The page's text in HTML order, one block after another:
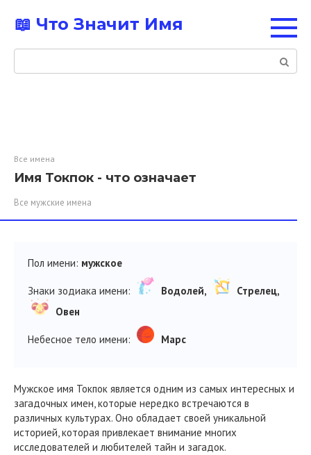
контенту
📖 Что Значит Имя
Поиск:
Все имена
Имя Токпок - что означает
Все мужские имена
Пол имени: мужское
Знаки зодиака имени: Водолей,
Стрелец,
Овен
Небесное тело имени: Марс
Мужское имя Токпок является одним из самых интересных и
загадочных имен, которые нередко встречаются в
различных культурах. Оно обладает своей уникальной
историей, которая привлекает внимание многих
исследователей и любителей тайн и загадок.